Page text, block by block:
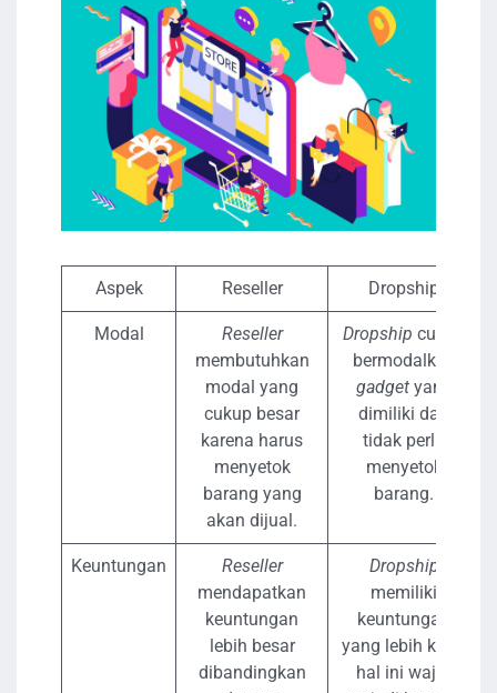
Aspek Reseller Dropship
Modal
Reseller
membutuhkan
modal yang
cukup besar
karena harus
menyetok
barang yang
akan dijual.
Dropship cukup
bermodalkan
gadgetyang
dimiliki dan
tidak perlu
menyetok
barang.
Keuntungan
Reseller
mendapatkan
keuntungan
lebih besar
dibandingkan
Dropship
memiliki
keuntungan
yang lebih kecil,
hal ini wajar